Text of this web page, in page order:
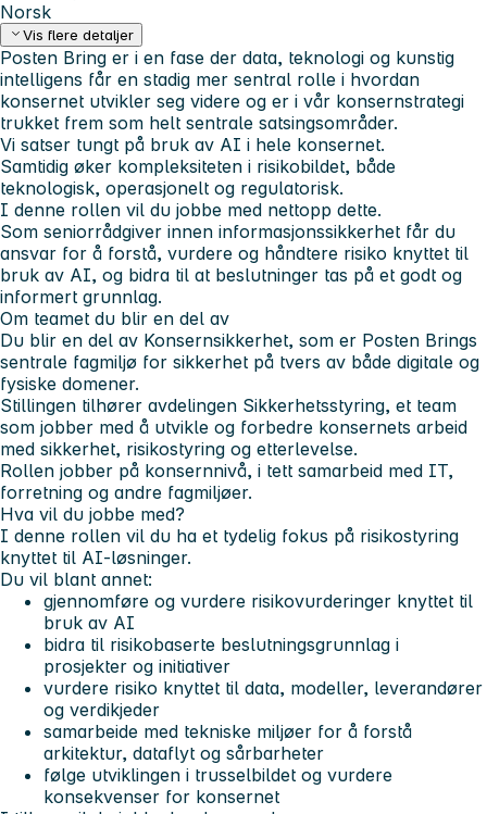
Norsk
Vis flere detaljer
Posten Bring er i en fase der data, teknologi og kunstig
intelligens får en stadig mer sentral rolle i hvordan
konsernet utvikler seg videre og er i vår konsernstrategi
trukket frem som helt sentrale satsingsområder.
Vi satser tungt på bruk av AI i hele konsernet.
Samtidig øker kompleksiteten i risikobildet, både
teknologisk, operasjonelt og regulatorisk.
I denne rollen vil du jobbe med nettopp dette.
Som seniorrådgiver innen informasjonssikkerhet får du
ansvar for å forstå, vurdere og håndtere risiko knyttet til
bruk av AI, og bidra til at beslutninger tas på et godt og
informert grunnlag.
Om teamet du blir en del av
Du blir en del av Konsernsikkerhet, som er Posten Brings
sentrale fagmiljø for sikkerhet på tvers av både digitale og
fysiske domener.
Stillingen tilhører avdelingen Sikkerhetsstyring, et team
som jobber med å utvikle og forbedre konsernets arbeid
med sikkerhet, risikostyring og etterlevelse.
Rollen jobber på konsernnivå, i tett samarbeid med IT,
forretning og andre fagmiljøer.
Hva vil du jobbe med?
I denne rollen vil du ha et tydelig fokus på risikostyring
knyttet til AI-løsninger.
Du vil blant annet:
gjennomføre og vurdere risikovurderinger knyttet til
bruk av AI
bidra til risikobaserte beslutningsgrunnlag i
prosjekter og initiativer
vurdere risiko knyttet til data, modeller, leverandører
og verdikjeder
samarbeide med tekniske miljøer for å forstå
arkitektur, dataflyt og sårbarheter
følge utviklingen i trusselbildet og vurdere
konsekvenser for konsernet